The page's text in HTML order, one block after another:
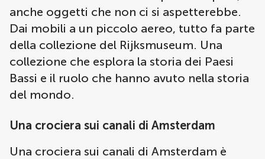
anche oggetti che non ci si aspetterebbe.
Dai mobili a un piccolo aereo, tutto fa parte
della collezione del Rijksmuseum. Una
collezione che esplora la storia dei Paesi
Bassi e il ruolo che hanno avuto nella storia
del mondo.
Una crociera sui canali di Amsterdam
Una crociera sui canali di Amsterdam è